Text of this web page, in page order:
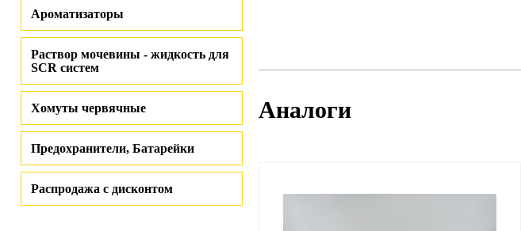
Ароматизаторы
Раствор мочевины - жидкость для
SCR систем
Хомуты червячные
Предохранители, Батарейки
Распродажа с дисконтом
Аналоги